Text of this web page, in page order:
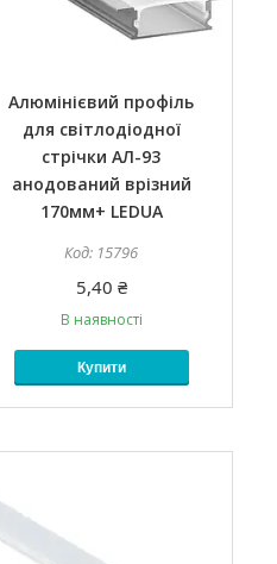
Алюмінієвий профіль
для світлодіодної
стрічки АЛ-93
анодований врізний
170мм+ LEDUA
15796
5,40 ₴
В наявності
Купити